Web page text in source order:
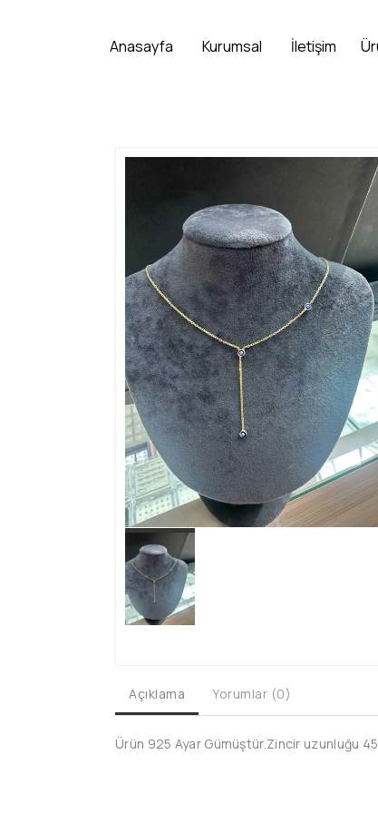
Açıklama Yorumlar (0)
Ürün 925 Ayar Gümüştür.Zincir uzunluğu
Anasayfa Kurumsal İletişim